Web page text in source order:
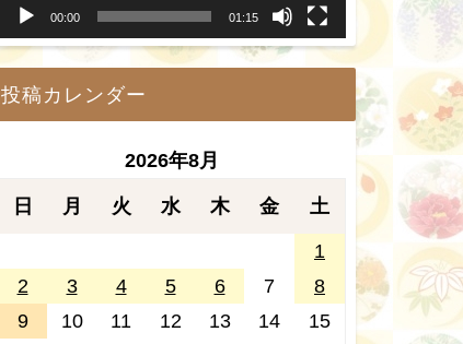
ー
00:00 01:15
投稿カレンダー
2026年8月
日 月 火 水 木 金 土
1
2
3 4 5 6 7
8
9
10 11 12 13 14
15